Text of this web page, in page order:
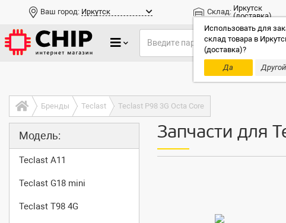
Ваш город: Иркутск Склад: Иркутск
(доставка)
Использовать для
склад товара в
(доставка)?
Да
Только
Бренды Teclast Teclast P98 3G Octa Core
Модель:
Teclast A11
Teclast G18 mini
Teclast T98 4G
Запчасти для